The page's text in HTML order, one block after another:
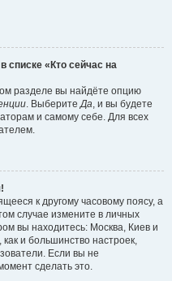
списке «Кто сейчас на
разделе вы найдёте опцию
. ВыберитеДа, и вы будете
и самому себе. Для всех
к другому часовому поясу, а
случае измените в личных
вы находитесь: Москва, Киев и
и большинство настроек,
Если вы не
сделать это.